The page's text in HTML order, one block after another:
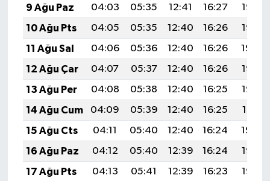
9 Ağu Paz
04:03 05:35 12:41 16:27
19:37
10 Ağu Pts
04:05 05:35 12:40 16:26
19:35
11 Ağu Sal
04:06 05:36 12:40 16:26
19:34
12 Ağu Çar
04:07 05:37 12:40 16:26
19:33
13 Ağu Per
04:08 05:38 12:40 16:25
19:32
14 Ağu Cum
04:09 05:39 12:40 16:25
19:31
15 Ağu Cts
04:11 05:40 12:40 16:24
19:30
16 Ağu Paz
04:12 05:40 12:39 16:24
19:28
17 Ağu Pts
04:13 05:41 12:39 16:23
19:27